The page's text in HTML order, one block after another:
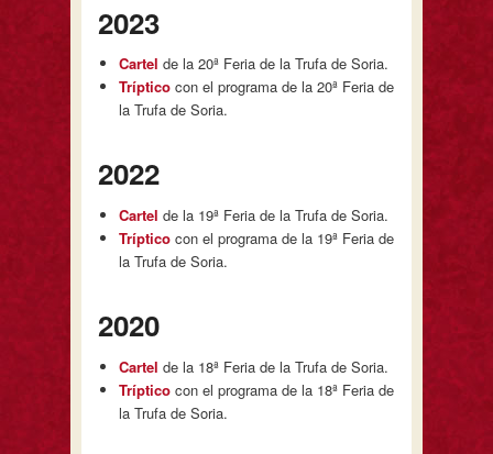
2023
Cartel de la 20ª Feria de la Trufa de Soria.
Tríptico con el programa de la 20ª Feria de
la Trufa de Soria.
2022
Cartel de la 19ª Feria de la Trufa de Soria.
Tríptico con el programa de la 19ª Feria de
la Trufa de Soria.
2020
Cartel de la 18ª Feria de la Trufa de Soria.
Tríptico con el programa de la 18ª Feria de
la Trufa de Soria.